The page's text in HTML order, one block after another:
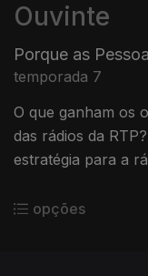
Ouvinte
Porque as
temporada 7
O que ganham os
das rádios da
estratégia para a
sobre este assunto.
opções